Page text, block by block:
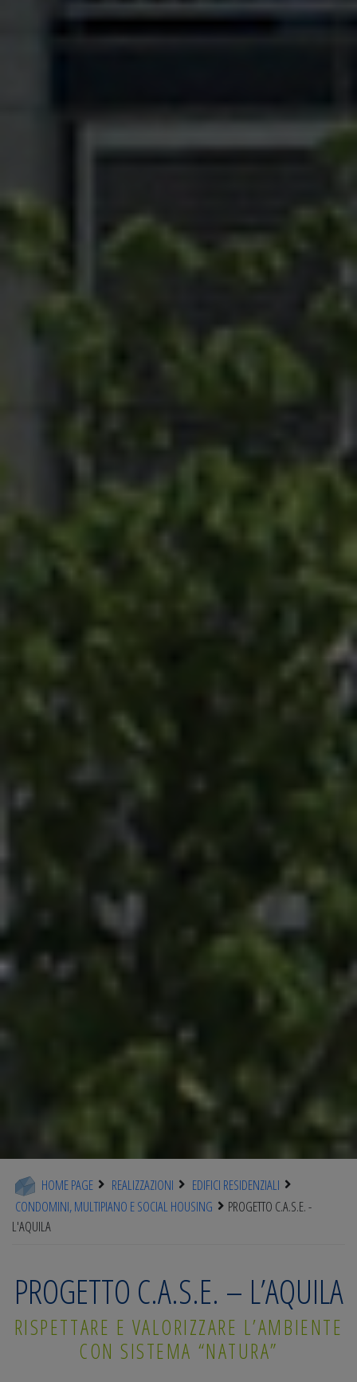
HOME PAGE REALIZZAZIONI
EDIFICI RESIDENZIALI
CONDOMINI, MULTIPIANO E SOCIAL HOUSING
PROGETTO C.A.S.E. -
L'AQUILA
PROGETTO C.A.S.E. – L’AQUILA
RISPETTARE E VALORIZZARE L’AMBIENTE
CON SISTEMA “NATURA”